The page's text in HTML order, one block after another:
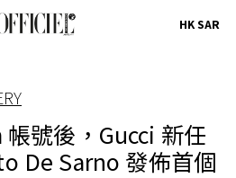
HK SAR
號後，Gucci 新任
De Sarno 發佈首個